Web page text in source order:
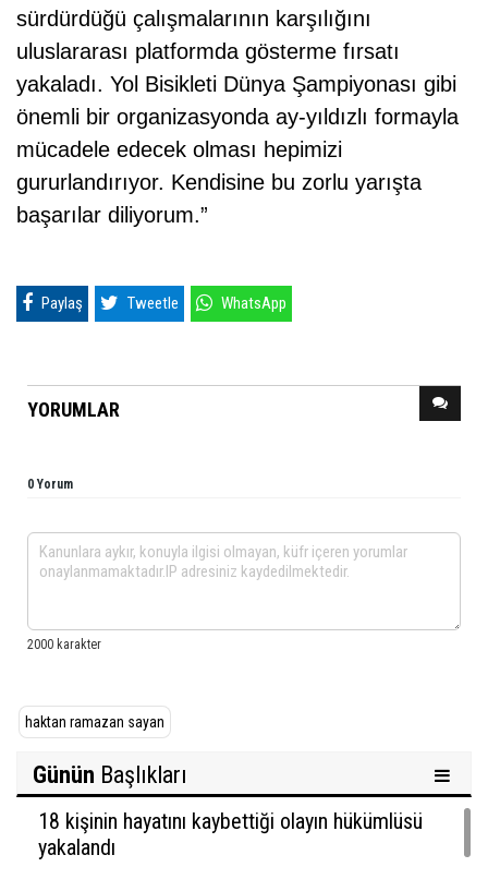
sürdürdüğü çalışmalarının karşılığını
uluslararası platformda gösterme fırsatı
yakaladı. Yol Bisikleti Dünya Şampiyonası gibi
önemli bir organizasyonda ay-yıldızlı formayla
mücadele edecek olması hepimizi
gururlandırıyor. Kendisine bu zorlu yarışta
başarılar diliyorum.”
Paylaş Tweetle WhatsApp
YORUMLAR
0 Yorum
haktan ramazan sayan
Günün Başlıkları
18 kişinin hayatını kaybettiği olayın hükümlüsü
yakalandı